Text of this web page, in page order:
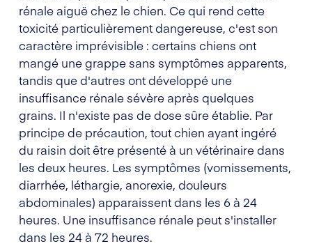
rénale aiguë chez le chien. Ce qui rend cette
toxicité particulièrement dangereuse, c'est son
caractère imprévisible : certains chiens ont
mangé une grappe sans symptômes apparents,
tandis que d'autres ont développé une
insuffisance rénale sévère après quelques
grains. Il n'existe pas de dose sûre établie. Par
principe de précaution, tout chien ayant ingéré
du raisin doit être présenté à un vétérinaire dans
les deux heures. Les symptômes (vomissements,
diarrhée, léthargie, anorexie, douleurs
abdominales) apparaissent dans les 6 à 24
heures. Une insuffisance rénale peut s'installer
dans les 24 à 72 heures.